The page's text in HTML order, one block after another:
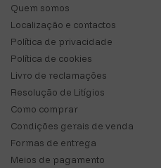
Quem somos
Localização e contactos
Política de privacidade
Política de cookies
Livro de reclamações
Resolução de Litígios
Como comprar
Condições gerais de venda
Formas de entrega
Meios de pagamento